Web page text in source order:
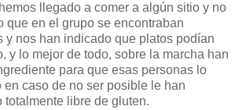
llegado a comer a algún sitio y no
que en el grupo se encontraban
y nos han indicado que platos podían
y lo mejor de todo, sobre la marcha han
para que esas personas lo
en caso de no ser posible le han
totalmente libre de gluten.